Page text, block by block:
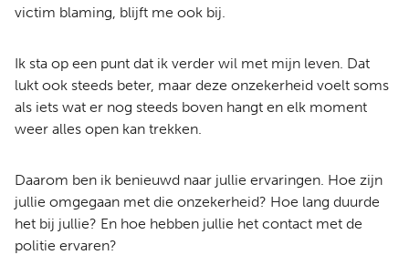
victim blaming, blijft me ook bij.
Ik sta op een punt dat ik verder wil met mijn leven. Dat
lukt ook steeds beter, maar deze onzekerheid voelt soms
als iets wat er nog steeds boven hangt en elk moment
weer alles open kan trekken.
Daarom ben ik benieuwd naar jullie ervaringen. Hoe zijn
jullie omgegaan met die onzekerheid? Hoe lang duurde
het bij jullie? En hoe hebben jullie het contact met de
politie ervaren?